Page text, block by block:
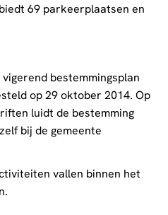
69 parkeerplaatsen en
bestemmingsplan
op 29 oktober 2014. Op
luidt de bestemming
bij de gemeente
vallen binnen het